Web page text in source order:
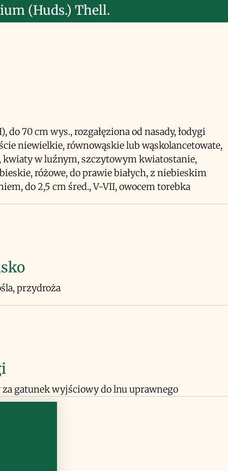
(Huds.) Thell.
do 70 cm wys., rozgałęziona od nasady, łodygi
niewielkie, równowąskie lub wąskolancetowate,
kwiaty w luźnym, szczytowym kwiatostanie,
różowe, do prawie białych, z niebieskim
do 2,5 cm śred., V-VII, owocem torebka
przydroża
za gatunek wyjściowy do lnu uprawnego